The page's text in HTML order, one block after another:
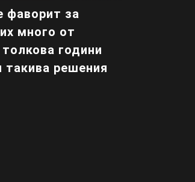
фаворит за
много от
години
такива решения